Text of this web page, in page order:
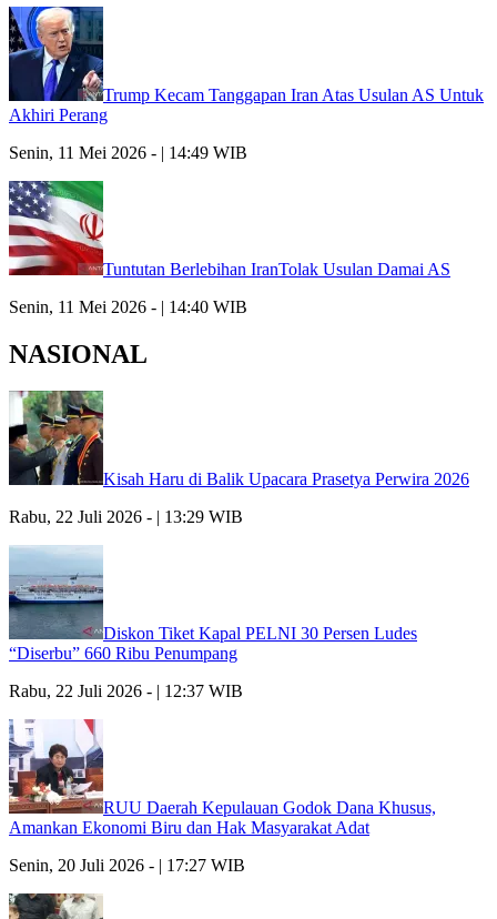
Trump Kecam Tanggapan Iran Atas Usulan AS Untuk
Akhiri Perang
Senin, 11 Mei 2026 - | 14:49 WIB
Tuntutan Berlebihan IranTolak Usulan Damai AS
Senin, 11 Mei 2026 - | 14:40 WIB
NASIONAL
Kisah Haru di Balik Upacara Prasetya Perwira 2026
Rabu, 22 Juli 2026 - | 13:29 WIB
Diskon Tiket Kapal PELNI 30 Persen Ludes
“Diserbu” 660 Ribu Penumpang
Rabu, 22 Juli 2026 - | 12:37 WIB
RUU Daerah Kepulauan Godok Dana Khusus,
Amankan Ekonomi Biru dan Hak Masyarakat Adat
Senin, 20 Juli 2026 - | 17:27 WIB